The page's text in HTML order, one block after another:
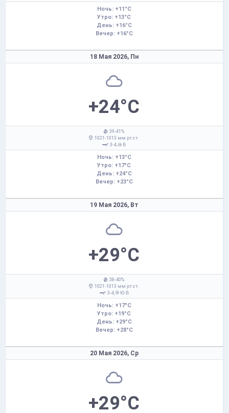
Ночь: +11°C
Утро: +13°C
День: +16°C
Вечер: +16°C
18 Мая 2026, Пн
+24°C
: 39-41%
: 1021-1013 мм рт.ст.
: 3-4,
В
Ночь: +13°C
Утро: +17°C
День: +24°C
Вечер: +23°C
19 Мая 2026, Вт
+29°C
: 38-40%
: 1021-1013 мм рт.ст.
: 3-4,
Ю-В
Ночь: +17°C
Утро: +19°C
День: +29°C
Вечер: +28°C
20 Мая 2026, Ср
+29°C